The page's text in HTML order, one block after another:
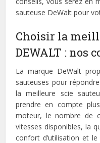
sauteuse DeWalt pour
Choisir la
DEWALT : nos
La marque DeWalt
sauteuses pour
la meilleure scie
prendre en compte
moteur, le nombre de
vitesses disponibles, la
confort d’utilisation et